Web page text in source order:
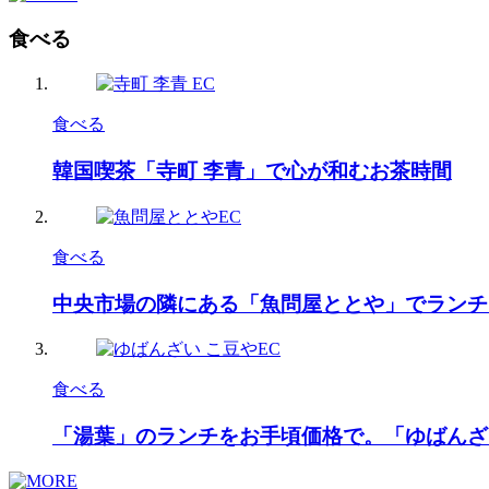
食べる
食べる
韓国喫茶「寺町 李青」で心が和むお茶時間
食べる
中央市場の隣にある「魚問屋ととや」でランチ
食べる
「湯葉」のランチをお手頃価格で。「ゆばんざ